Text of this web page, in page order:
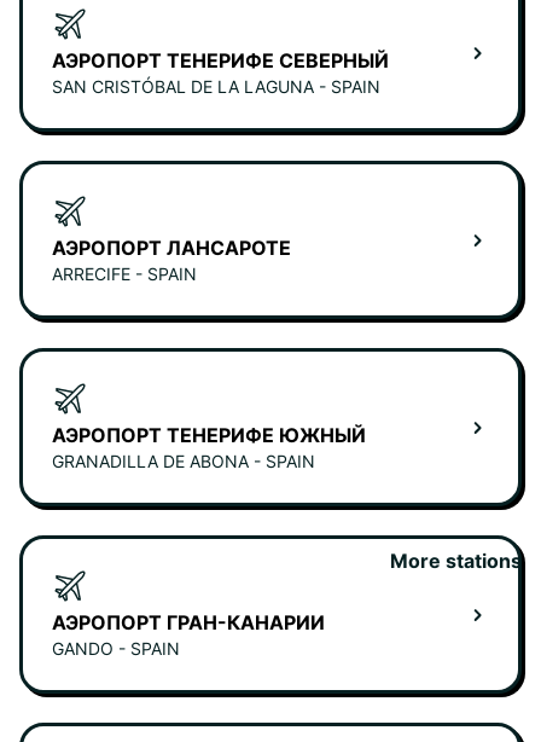
АЭРОПОРТ ТЕНЕРИФЕ СЕВЕРНЫЙ
SAN CRISTÓBAL DE LA LAGUNA - SPAIN
АЭРОПОРТ ЛАНСАРОТЕ
ARRECIFE - SPAIN
АЭРОПОРТ ТЕНЕРИФЕ ЮЖНЫЙ
GRANADILLA DE ABONA - SPAIN
АЭРОПОРТ ГРАН-КАНАРИИ
GANDO - SPAIN
More stations